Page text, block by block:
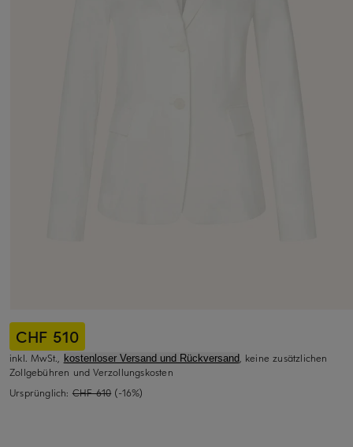
CHF 510
inkl. MwSt., kostenloser Versand und Rückversand, keine zusätzlichen
Zollgebühren und Verzollungskosten
Ursprünglich: CHF 610 (-16%)